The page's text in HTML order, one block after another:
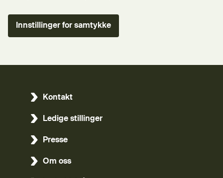
Innstillinger for samtykke
Kontakt
Ledige stillinger
Presse
Om oss